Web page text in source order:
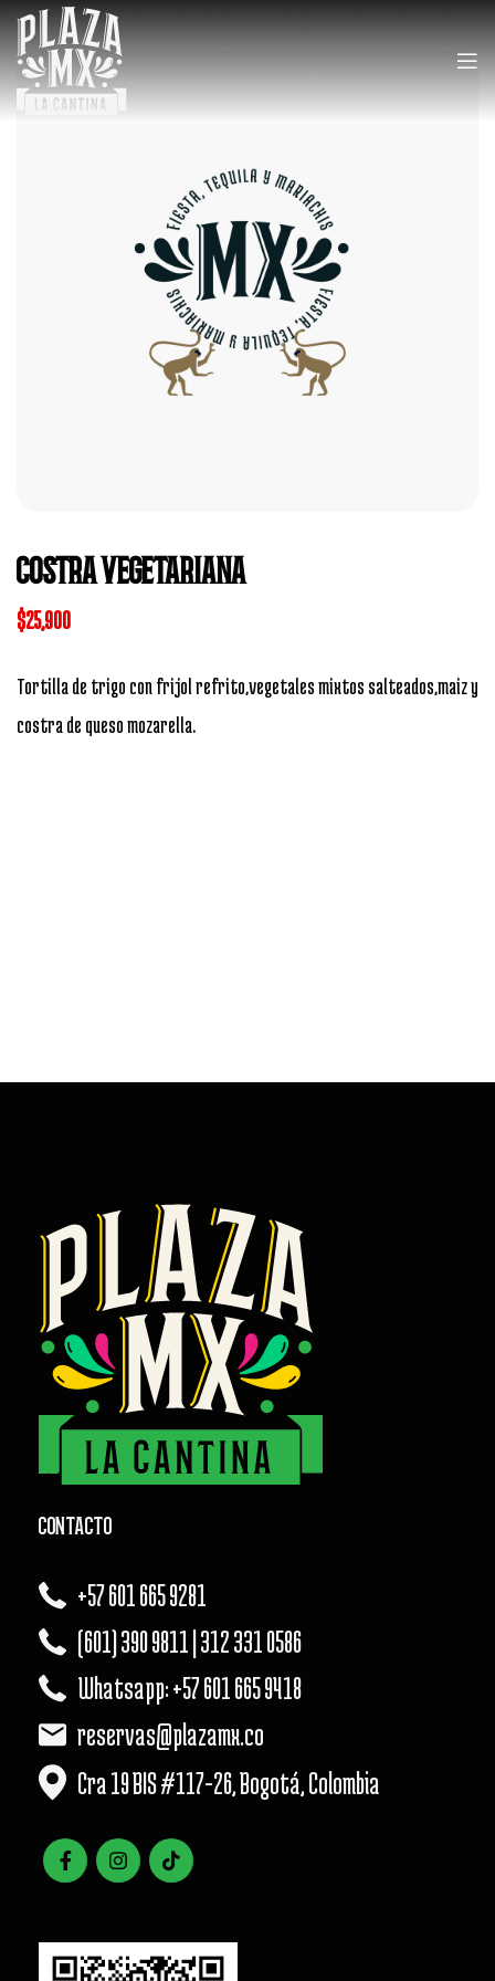
COSTRA VEGETARIANA
$25,900
Tortilla de trigo con frijol refrito,vegetales mixtos salteados,maiz y
costra de queso mozarella.
CONTACTO
+57 601 665 9281
(601) 390 9811 | 312 331 0586
Whatsapp: +57 601 665 9418
reservas@plazamx.co
Cra 19 BIS #117-26, Bogotá, Colombia